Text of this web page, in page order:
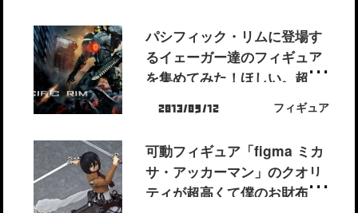
パシフィック・リムに登場す
るイェーガー達のフィギュア
を集めてみた！ほしい。超ほ
2013/09/12 フィギュア
可動フィギュア「figma ミカ
サ・アッカーマン」のクオリ
ティが超高くて僕のお財布が